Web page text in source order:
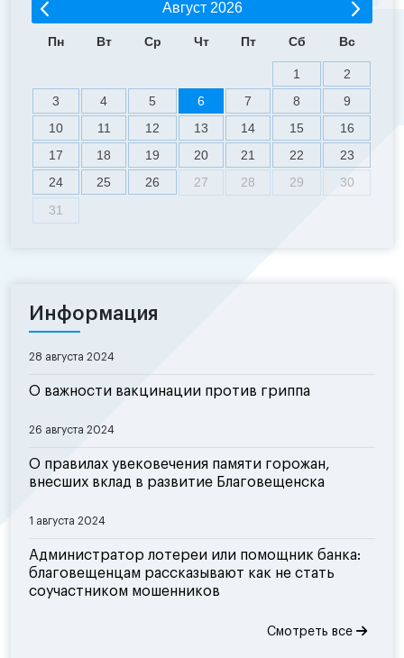
Август 2026
Пн Вт Ср Чт Пт Сб Вс
1
2
3
4 5 6 7 8
9
10
11 12 13 14 15
16
17
18 19 20 21 22
23
24
25 26 27 28 29
30
31
Информация
28 августа 2024
О важности вакцинации против гриппа
26 августа 2024
О правилах увековечения памяти горожан,
внесших вклад в развитие Благовещенска
1 августа 2024
Администратор лотереи или помощник банка:
благовещенцам рассказывают как не стать
соучастником мошенников
Смотреть все